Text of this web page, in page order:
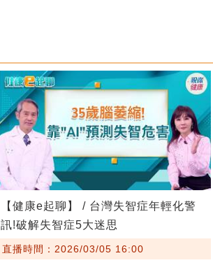
【健康e起聊】 / 台灣失智症年輕化警
訊!破解失智症5大迷思
直播時間：2026/03/05 16:00